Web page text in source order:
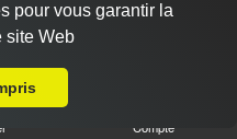
Compte
pour vous garantir la
site Web